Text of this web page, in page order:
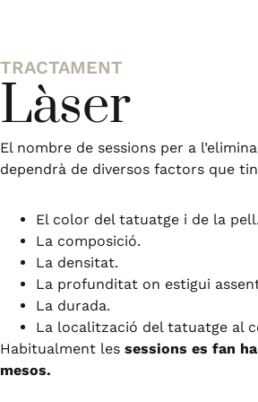
TRACTAMENT
Làser
El nombre de sessions per a
dependrà de diversos factors que
El color del tatuatge i de la pell.
La composició.
La densitat.
La profunditat on estigui
La durada.
La localització del tatuatge al
Habitualment les sessions es fan
mesos.